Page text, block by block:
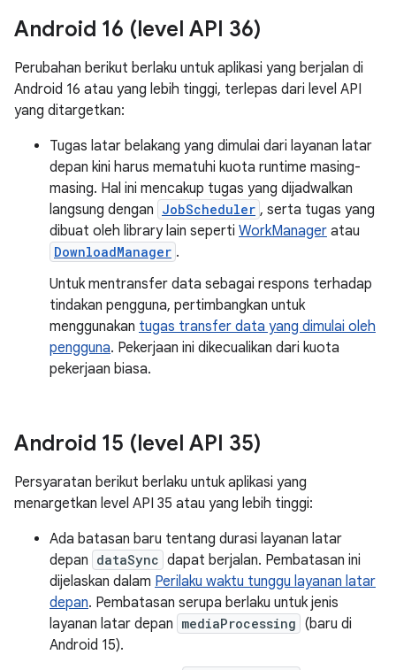
Android 16 (level API 36)
Perubahan berikut berlaku untuk aplikasi yang berjalan di
Android 16 atau yang lebih tinggi, terlepas dari level API
yang ditargetkan:
Tugas latar belakang yang dimulai dari layanan latar
depan kini harus mematuhi kuota runtime masing-
masing. Hal ini mencakup tugas yang dijadwalkan
langsung dengan JobScheduler , serta tugas yang
dibuat oleh library lain seperti WorkManager atau
DownloadManager .
Untuk mentransfer data sebagai respons terhadap
tindakan pengguna, pertimbangkan untuk
menggunakan tugas transfer data yang dimulai oleh
pengguna. Pekerjaan ini dikecualikan dari kuota
pekerjaan biasa.
Android 15 (level API 35)
Persyaratan berikut berlaku untuk aplikasi yang
menargetkan level API 35 atau yang lebih tinggi:
Ada batasan baru tentang durasi layanan latar
depan dataSync dapat berjalan. Pembatasan ini
dijelaskan dalam Perilaku waktu tunggu layanan latar
depan. Pembatasan serupa berlaku untuk jenis
layanan latar depan mediaProcessing (baru di
Android 15).